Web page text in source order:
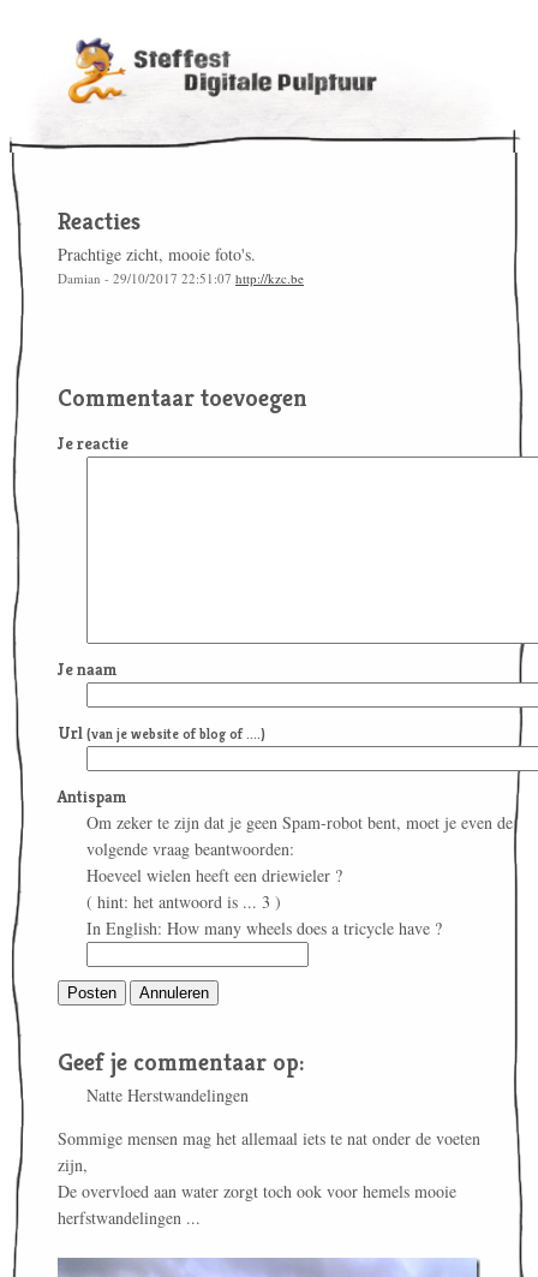
Reacties
Prachtige zicht, mooie foto's.
Damian - 29/10/2017 22:51:07 http://kzc.be
Commentaar toevoegen
Je reactie
Je naam
Url (van je website of blog of ....)
Antispam
Om zeker te zijn dat je geen Spam-robot bent, moet je even de
volgende vraag beantwoorden:
Hoeveel wielen heeft een driewieler ?
( hint: het antwoord is ... 3 )
In English: How many wheels does a tricycle have ?
Geef je commentaar op:
Natte Herstwandelingen
Sommige mensen mag het allemaal iets te nat onder de voeten
zijn,
De overvloed aan water zorgt toch ook voor hemels mooie
herfstwandelingen ...